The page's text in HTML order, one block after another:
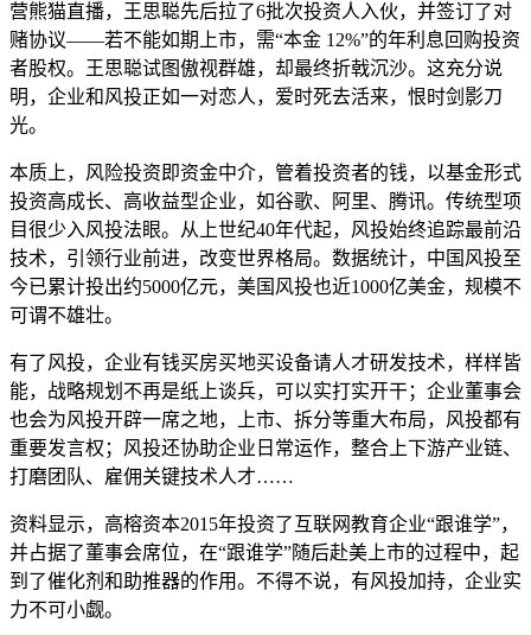
营熊猫直播，王思聪先后拉了6批次投资人入伙，并签订了对
赌协议——若不能如期上市，需“本金 12%”的年利息回购投资
者股权。王思聪试图傲视群雄，却最终折戟沉沙。这充分说
明，企业和风投正如一对恋人，爱时死去活来，恨时剑影刀
光。
本质上，风险投资即资金中介，管着投资者的钱，以基金形式
投资高成长、高收益型企业，如谷歌、阿里、腾讯。传统型项
目很少入风投法眼。从上世纪40年代起，风投始终追踪最前沿
技术，引领行业前进，改变世界格局。数据统计，中国风投至
今已累计投出约5000亿元，美国风投也近1000亿美金，规模不
可谓不雄壮。
有了风投，企业有钱买房买地买设备请人才研发技术，样样皆
能，战略规划不再是纸上谈兵，可以实打实开干；企业董事会
也会为风投开辟一席之地，上市、拆分等重大布局，风投都有
重要发言权；风投还协助企业日常运作，整合上下游产业链、
打磨团队、雇佣关键技术人才……
资料显示，高榕资本2015年投资了互联网教育企业“跟谁学”，
并占据了董事会席位，在“跟谁学”随后赴美上市的过程中，起
到了催化剂和助推器的作用。不得不说，有风投加持，企业实
力不可小觑。